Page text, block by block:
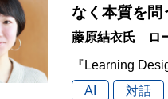
なく本質を
藤原結衣氏 ロ
『Learning
AI
対話